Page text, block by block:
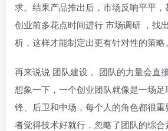
求。结果产品推出后，市场反响平平
创业前多花点时间进行市场调研 ，找
析，这样才能制定出更有针对性的策略。
再来说说 团队建设 。团队的力量会直
想象一下，一个创业团队就像是一场
锋、后卫和中场，每个人的角色都很
者觉得技术好就行，忽略了团队的综